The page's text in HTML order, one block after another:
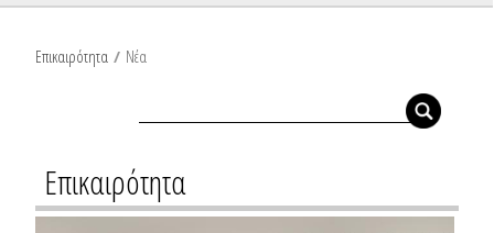
Επικαιρότητα / Νέα
Επικαιρότητα